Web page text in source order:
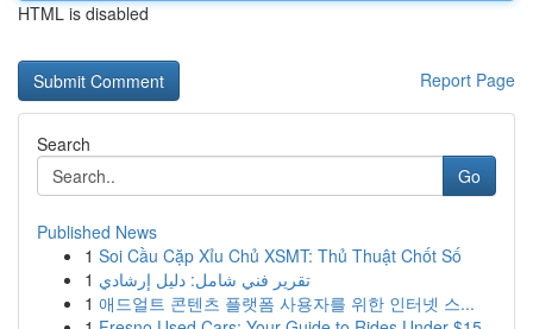
HTML is disabled
Report Page
Search
Go
Published News
1 Soi Cầu Cặp Xỉu Chủ XSMT: Thủ Thuật Chốt Số
1 تقرير فني شامل: دليل إرشادي
1 애드얼트 콘텐츠 플랫폼 사용자를 위한 인터넷 스...